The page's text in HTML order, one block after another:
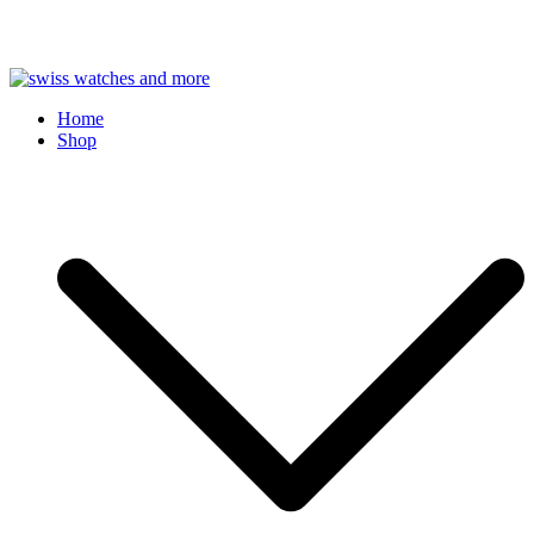
Skip
content
Swiss Watches and More
Home
Shop